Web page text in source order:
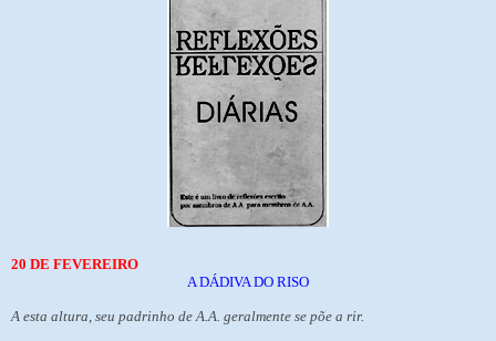
20 DE FEVEREIRO
A DÁDIVA DO RISO
A esta altura, seu padrinho de A.A. geralmente se põe a rir.